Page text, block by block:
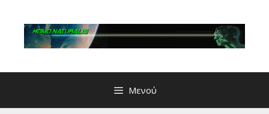
περιεχόμενο
Μενού